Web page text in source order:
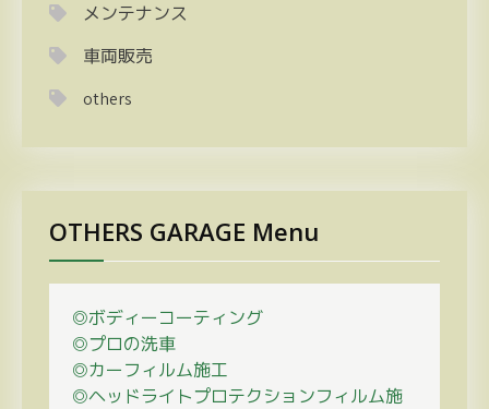
メンテナンス
車両販売
others
OTHERS GARAGE Menu
◎ボディーコーティング
◎プロの洗車
◎カーフィルム施工
◎ヘッドライトプロテクションフィルム施